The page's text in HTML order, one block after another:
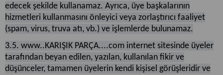
edecek şekilde kullanamaz. Ayrıca, üye başkalarının
hizmetleri kullanmasını önleyici veya zorlaştırıcı faaliyet
(spam, virus, truva atı, vb.) ve işlemlerde bulunamaz.
3.5. www..KARIŞIK PARÇA....com internet sitesinde üyeler
tarafından beyan edilen, yazılan, kullanılan fikir ve
düşünceler, tamamen üyelerin kendi kişisel görüşleridir ve